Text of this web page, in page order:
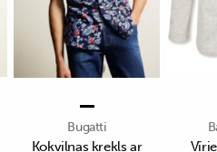
Bugatti
Kokvilnas krekls ar